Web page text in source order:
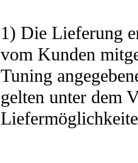
1) Die Lieferung
vom Kunden
Tuning
gelten unter dem